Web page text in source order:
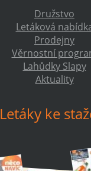
Družstvo
Letáková
Prodejny
Věrnostní
Lahůdky Slapy
Aktuality
Letáky ke